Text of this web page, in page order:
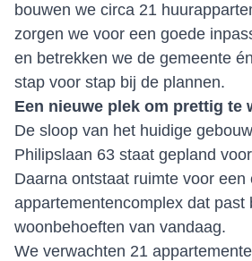
bouwen we circa 21
zorgen we voor een goede
en betrekken we de gemeente
stap voor stap bij de plannen.
Een nieuwe plek om prettig te
De sloop van het huidige
Philipslaan 63 staat gepland
Daarna ontstaat ruimte voor een
appartementencomplex dat past
woonbehoeften van vandaag.
We verwachten 21